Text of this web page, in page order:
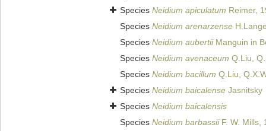
Species Neidium apiculatum Reimer,
Species Neidium arenarzense
Species Neidium aubertiiManguin in
Species Neidium avenaceum Q.Liu,
Species Neidium bacillum Q.Liu,
Species Neidium baicalense Jasnitsky
Species Neidium baicalensis
Species Neidium barbassiiF. W. Mills,